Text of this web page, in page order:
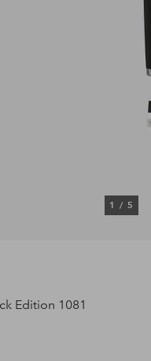
1 / 5
Edition 1081